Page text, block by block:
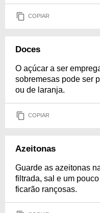
COPIAR
Doces
O açúcar a ser
sobremesas pode ser
ou de laranja.
COPIAR
Azeitonas
Guarde as azeitonas
filtrada, sal e um
ficarão rançosas.